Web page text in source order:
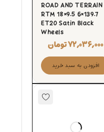
ROAD AND TERRAIN
RTM 18×9.5 6×139.7
ET20 Satin Black
Wheels
۷۲,۰۳۶,۰۰۰تومان
افزودن به سبد خرید